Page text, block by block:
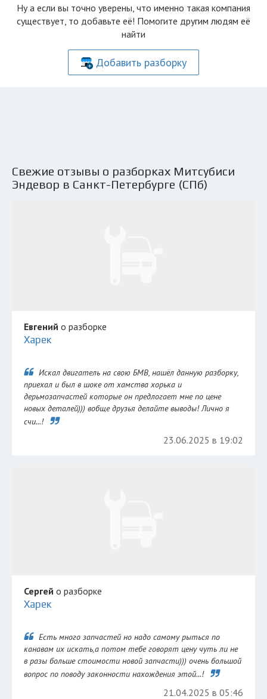
Ну а если вы точно уверены, что именно такая компания
существует, то добавьте её! Помогите другим людям её
найти
Добавить разборку
Свежие отзывы о разборках Митсубиси
Эндевор в Санкт-Петербурге (СПб)
Евгений о разборке
Харек
Искал двигатель на свою БМВ, нашёл данную разборку,
приехал и был в шоке от хамства хорька и
дерьмозапчастей которые он предлогает мне по цене
новых деталей))) вобще друзья делайте выводы! Лично я
счи...!
23.06.2025 в 19:02
Сергей о разборке
Харек
Есть много запчастей но надо самому рыться по
канавам их искать,а потом тебе говорят цену чуть ли не
в разы больше стоимости новой запчасти))) очень большой
вопрос по поводу законности нахождения этой...!
21.04.2025 в 05:46